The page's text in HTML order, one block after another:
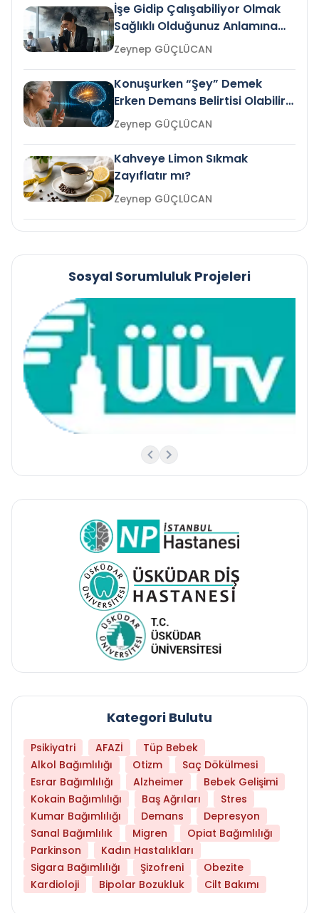
İşe Gidip Çalışabiliyor Olmak
Sağlıklı Olduğunuz Anlamına
Gelir mi?Zeynep GÜÇLÜCAN
Konuşurken “Şey” Demek
Erken Demans Belirtisi Olabilir
mi?
Zeynep GÜÇLÜCAN
Kahveye Limon Sıkmak
Zayıflatır mı?
Zeynep GÜÇLÜCAN
Sosyal Sorumluluk Projeleri
Kategori Bulutu
Psikiyatri AFAZİ
Tüp Bebek
Alkol Bağımlılığı
Otizm
Saç Dökülmesi
Esrar Bağımlılığı
Alzheimer
Bebek Gelişimi
Kokain Bağımlılığı
Baş Ağrıları
Stres
Kumar Bağımlılığı
Demans
Depresyon
Sanal Bağımlılık
Migren
Opiat Bağımlılığı
Parkinson
Kadın Hastalıkları
Sigara Bağımlılığı
Şizofreni
Obezite
Kardioloji
Bipolar Bozukluk Cilt Bakımı